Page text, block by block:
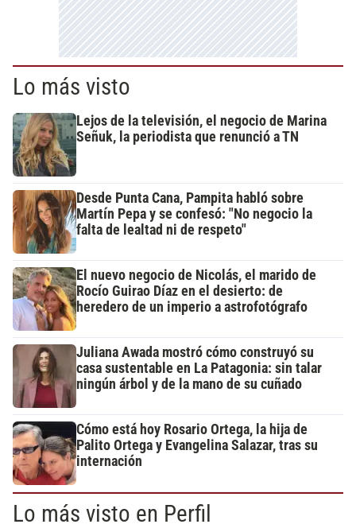
Lo más visto
Lejos de la televisión, el negocio de Marina
Señuk, la periodista que renunció a TN
Desde Punta Cana, Pampita habló sobre
Martín Pepa y se confesó: "No negocio la
falta de lealtad ni de respeto"
El nuevo negocio de Nicolás, el marido de
Rocío Guirao Díaz en el desierto: de
heredero de un imperio a astrofotógrafo
Juliana Awada mostró cómo construyó su
casa sustentable en La Patagonia: sin talar
ningún árbol y de la mano de su cuñado
Cómo está hoy Rosario Ortega, la hija de
Palito Ortega y Evangelina Salazar, tras su
internación
Lo más visto en Perfil